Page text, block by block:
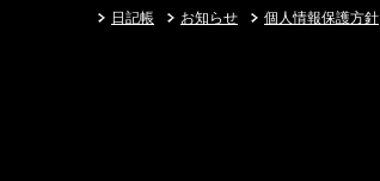
日記帳 お知らせ 個人情報保護方針